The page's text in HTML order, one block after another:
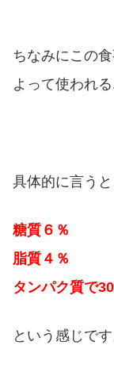
ちなみにこの
よって使われ
具体的に言うと
糖質６％
脂質４％
タンパク質で
という感じです